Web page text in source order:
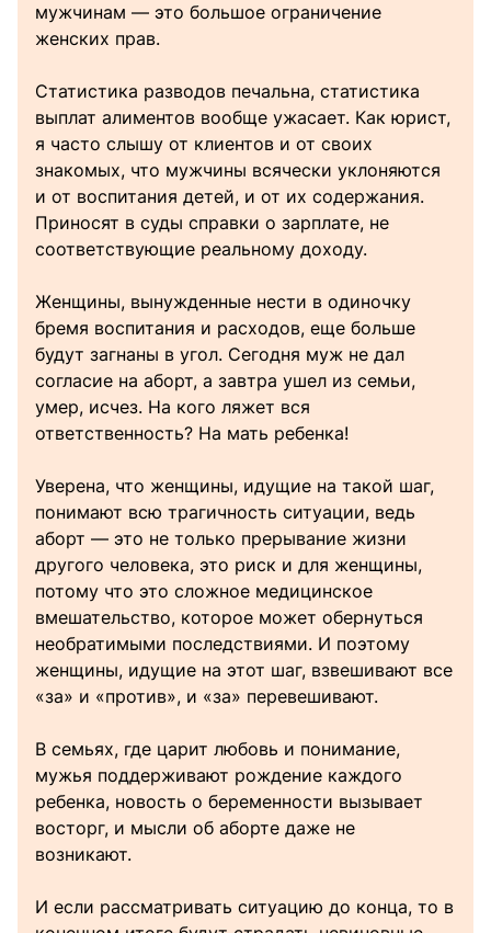
мужчинам — это большое ограничение
женских прав.
Статистика разводов печальна, статистика
выплат алиментов вообще ужасает. Как юрист,
я часто слышу от клиентов и от своих
знакомых, что мужчины всячески уклоняются
и от воспитания детей, и от их содержания.
Приносят в суды справки о зарплате, не
соответствующие реальному доходу.
Женщины, вынужденные нести в одиночку
бремя воспитания и расходов, еще больше
будут загнаны в угол. Сегодня муж не дал
согласие на аборт, а завтра ушел из семьи,
умер, исчез. На кого ляжет вся
ответственность? На мать ребенка!
Уверена, что женщины, идущие на такой шаг,
понимают всю трагичность ситуации, ведь
аборт — это не только прерывание жизни
другого человека, это риск и для женщины,
потому что это сложное медицинское
вмешательство, которое может обернуться
необратимыми последствиями. И поэтому
женщины, идущие на этот шаг, взвешивают все
«за» и «против», и «за» перевешивают.
В семьях, где царит любовь и понимание,
мужья поддерживают рождение каждого
ребенка, новость о беременности вызывает
восторг, и мысли об аборте даже не
возникают.
И если рассматривать ситуацию до конца, то в